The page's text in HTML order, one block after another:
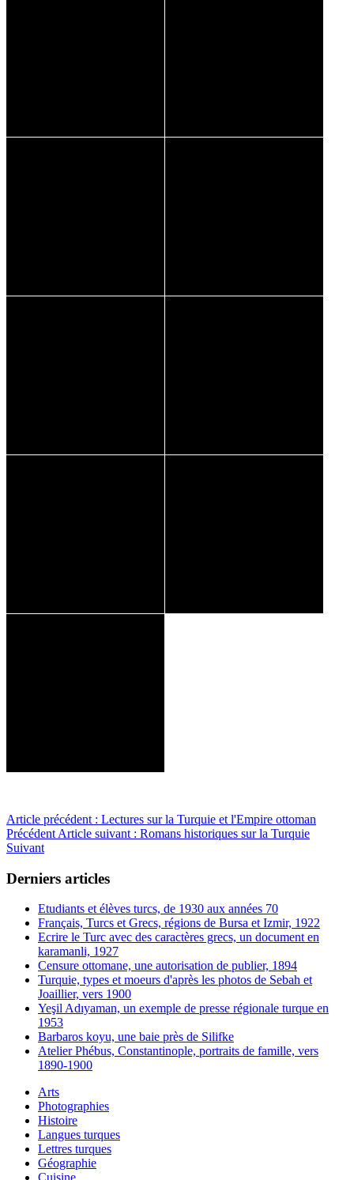
Article précédent : Lectures sur la Turquie et l'Empire ottoman
Précédent Article suivant : Romans historiques sur la Turquie
Suivant
Derniers articles
Etudiants et élèves turcs, de 1930 aux années 70
Français, Turcs et Grecs, régions de Bursa et Izmir, 1922
Ecrire le Turc avec des caractères grecs, un document en
karamanli, 1927
Censure ottomane, une autorisation de publier, 1894
Turquie, types et moeurs d'après les photos de Sebah et
Joaillier, vers 1900
Yeşil Adıyaman, un exemple de presse régionale turque en
1953
Barbaros koyu, une baie près de Silifke
Atelier Phébus, Constantinople, portraits de famille, vers
1890-1900
Arts
Photographies
Histoire
Langues turques
Lettres turques
Géographie